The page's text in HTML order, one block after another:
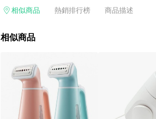
升服務質感，期望每一位來店顧客，能輕鬆挑選到
相似商品 熱銷排行榜 商品描述
相似商品